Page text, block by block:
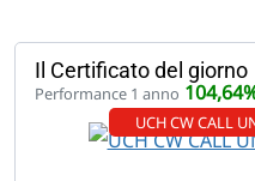
Il Certificato del giorno
Performance 1 anno
UCH CW CALL